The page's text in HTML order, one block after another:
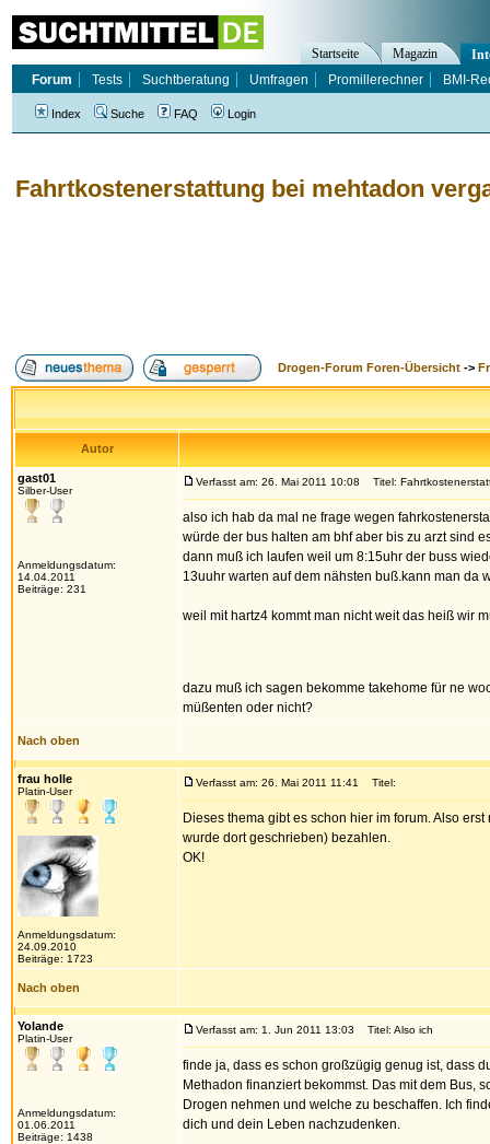
Fahrtkostenerstattung bei mehtadon
Drogen-Forum Foren-Übersicht ->
Autor
gast01
Silber-User
Anmeldungsdatum:
14.04.2011
Beiträge: 231
Verfasst am: 26. Mai 2011 10:08 Titel:
also ich hab da mal ne frage wegen
würde der bus halten am bhf aber bis zu arzt sind
dann muß ich laufen weil um 8:15uhr der buss
13uuhr warten auf dem nähsten buß.kann man da
weil mit hartz4 kommt man nicht weit das heiß wir
dazu muß ich sagen bekomme takehome für ne
müßenten oder nicht?
Nach oben
frau holle
Platin-User
Anmeldungsdatum:
24.09.2010
Beiträge: 1723
Verfasst am: 26. Mai 2011 11:41 Titel:
Dieses thema gibt es schon hier im forum. Also
wurde dort geschrieben) bezahlen.
OK!
Nach oben
Yolande
Platin-User
Anmeldungsdatum:
01.06.2011
Beiträge: 1438
Verfasst am: 1. Jun 2011 13:03 Titel: Also ich
finde ja, dass es schon großzügig genug ist, dass
Methadon finanziert bekommst. Das mit dem Bus,
Drogen nehmen und welche zu beschaffen. Ich
dich und dein Leben nachzudenken.
Startseite Magazin
Forum
Tests Suchtberatung Umfragen Promillerechner BMI-
Index Suche FAQ Login